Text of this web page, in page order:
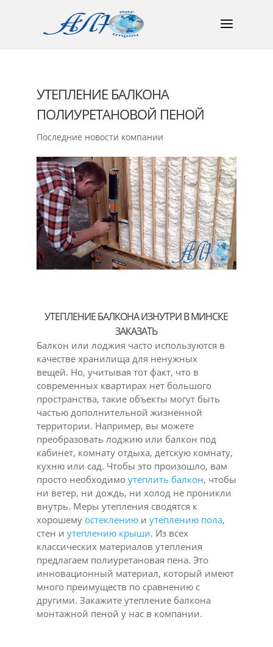
УТЕПЛЕНИЕ БАЛКОНА
ПОЛИУРЕТАНОВОЙ ПЕНОЙ
Последние новости компании
УТЕПЛЕНИЕ БАЛКОНА ИЗНУТРИ В МИНСКЕ
ЗАКАЗАТЬ
Балкон или лоджия часто используются в
качестве хранилища для ненужных
вещей. Но, учитывая тот факт, что в
современных квартирах нет большого
пространства, такие объекты могут быть
частью дополнительной жизненной
территории. Например, вы можете
преобразовать лоджию или балкон под
кабинет, комнату отдыха, детскую комнату,
кухню или сад. Чтобы это произошло, вам
просто необходимо утеплить балкон, чтобы
ни ветер, ни дождь, ни холод не проникли
внутрь. Меры утепления сводятся к
хорошему остеклениюи утеплению пола,
стен и утеплению крыши. Из всех
классических материалов утепления
предлагаем полиуретановая пена. Это
инновационный материал, который имеют
много преимуществ по сравнению с
другими. Закажите утепление балкона
монтажной пеной у нас в компании.